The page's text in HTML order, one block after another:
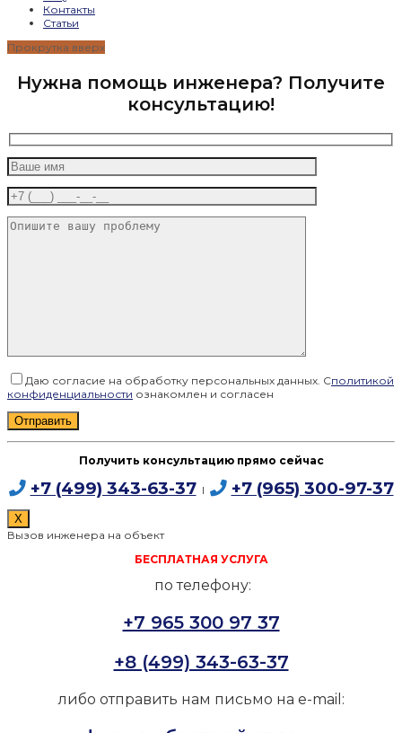
Контакты
Статьи
Прокрутка вверх
Нужна помощь инженера? Получите
консультацию!
Даю согласие на обработку персональных данных. Сполитикой
конфиденциальности ознакомлен и согласен
Получить консультацию прямо сейчас
+7 (499) 343-63-37 I +7 (965) 300-97-37
X
Вызов инженера на объект
БЕСПЛАТНАЯ УСЛУГА
по телефону:
+7 965 300 97 37
+8 (499) 343-63-37
либо отправить нам письмо на e-mail: